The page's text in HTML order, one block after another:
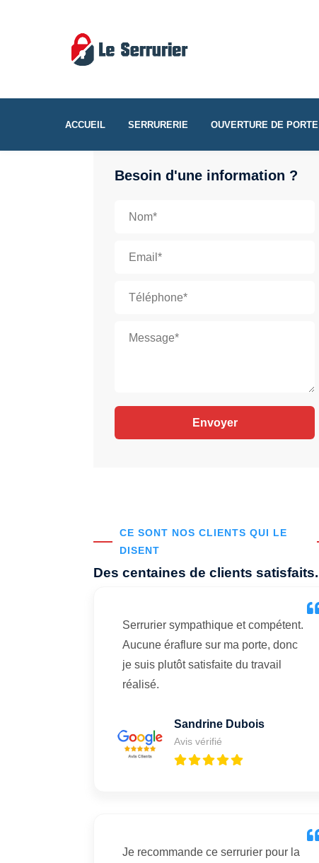
ACCUEIL SERRURERIE OUVERTURE DE PORTE
Besoin d'une information ?
CE SONT NOS CLIENTS QUI LE
DISENT
Des centaines de clients satisfaits.
Serrurier sympathique et compétent.
Aucune éraflure sur ma porte, donc
je suis plutôt satisfaite du travail
réalisé.
Sandrine Dubois
Avis vérifié
Je recommande ce serrurier pour la